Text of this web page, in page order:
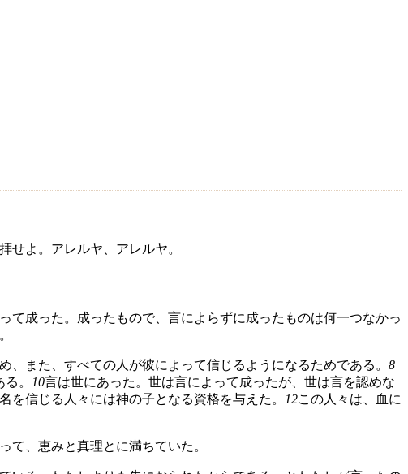
せよ。アレルヤ、アレルヤ。
て成った。成ったもので、言によらずに成ったものは何一つなかっ
また、すべての人が彼によって信じるようになるためである。 8
。 10言は世にあった。世は言によって成ったが、世は言を認めな
を信じる人々には神の子となる資格を与えた。 12この人々は、血に
て、恵みと真理とに満ちていた。